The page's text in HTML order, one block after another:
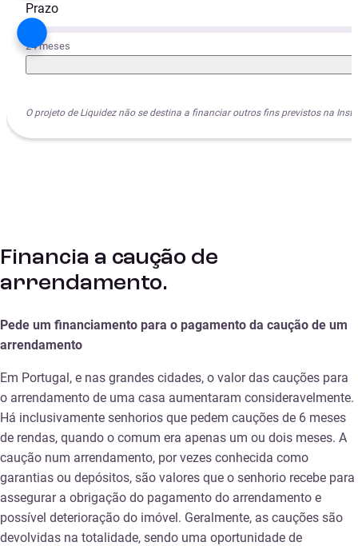
Prazo
24 meses
O projeto de Liquidez não se destina a financiar outros fins previstos na
Financia a caução de
arrendamento.
Pede um financiamento para o pagamento da caução de um
arrendamento
Em Portugal, e nas grandes cidades, o valor das cauções para
o arrendamento de uma casa aumentaram consideravelmente.
Há inclusivamente senhorios que pedem cauções de 6 meses
de rendas, quando o comum era apenas um ou dois meses. A
caução num arrendamento, por vezes conhecida como
garantias ou depósitos, são valores que o senhorio recebe para
assegurar a obrigação do pagamento do arrendamento e
possível deterioração do imóvel. Geralmente, as cauções são
devolvidas na totalidade, sendo uma oportunidade de